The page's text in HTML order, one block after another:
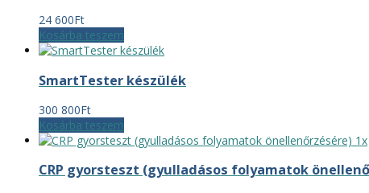
24 600Ft
Kosárba teszem
SmartTester készülék
300 800Ft
Kosárba teszem
CRP gyorsteszt (gyulladásos folyamatok